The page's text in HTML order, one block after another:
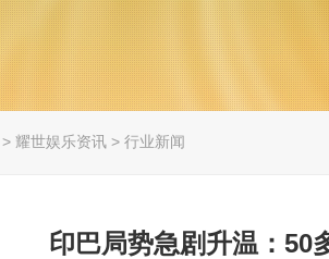
> 耀世娱乐资讯 > 行业新闻
印巴局势急剧升温：50